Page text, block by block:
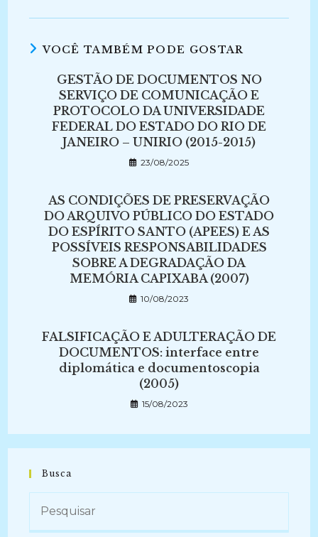
VOCÊ TAMBÉM PODE GOSTAR
GESTÃO DE DOCUMENTOS NO
SERVIÇO DE COMUNICAÇÃO E
PROTOCOLO DA UNIVERSIDADE
FEDERAL DO ESTADO DO RIO DE
JANEIRO – UNIRIO (2015-2015)
23/08/2025
AS CONDIÇÕES DE PRESERVAÇÃO
DO ARQUIVO PÚBLICO DO ESTADO
DO ESPÍRITO SANTO (APEES) E AS
POSSÍVEIS RESPONSABILIDADES
SOBRE A DEGRADAÇÃO DA
MEMÓRIA CAPIXABA (2007)
10/08/2023
FALSIFICAÇÃO E ADULTERAÇÃO DE
DOCUMENTOS: interface entre
diplomática e documentoscopia
(2005)
15/08/2023
Busca